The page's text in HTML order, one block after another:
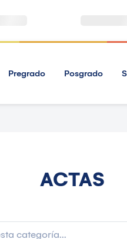
Pregrado Posgrado
ACTAS